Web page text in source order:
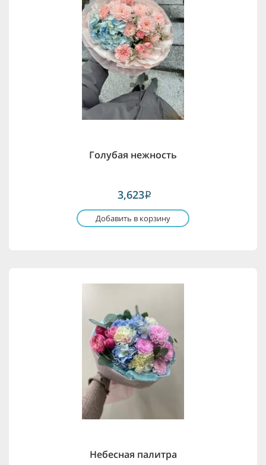
Голубая нежность
3,623i
Добавить в корзину
Небесная палитра